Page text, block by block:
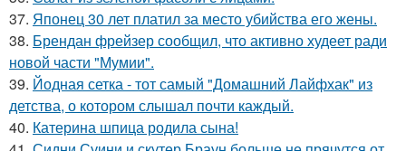
37. Японец 30 лет платил за место убийства его жены.
38. Брендан фрейзер сообщил, что активно худеет ради
новой части "Мумии".
39. Йодная сетка - тот самый "Домашний Лайфхак" из
детства, о котором слышал почти каждый.
40. Катерина шпица родила сына!